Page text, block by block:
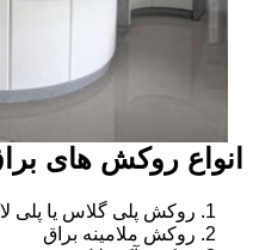
انواع روکش های
روکش پلی گلاس یا پلی
روکش ملامینه براق